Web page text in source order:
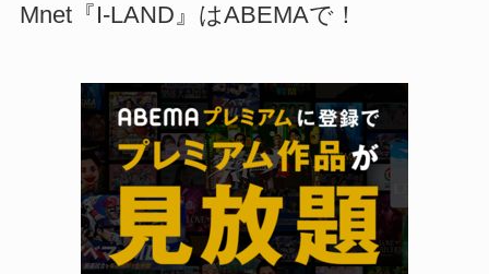
Mnet『I-LAND』はABEMAで！